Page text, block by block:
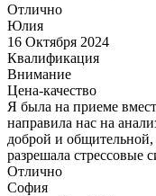
Отлично
Юлия
16 Октября 2024
Квалификация
Внимание
Цена-качество
Я была на приеме
направила нас на
доброй и
разрешала стрессовые
Отлично
София